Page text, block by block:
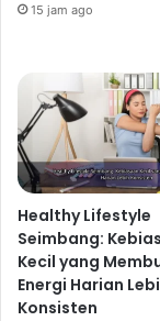
15 jam ago
Healthy Lifestyle
Seimbang:
Kecil yang
Energi Harian
Konsisten